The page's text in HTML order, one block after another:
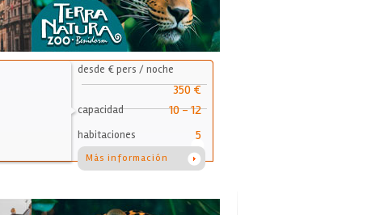
desde € pers / noche
350 €
capacidad 10 - 12
habitaciones 5
Más información